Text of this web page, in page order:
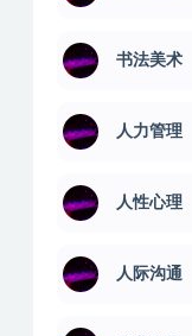
书法美术
人力管理
人性心理
人际沟通